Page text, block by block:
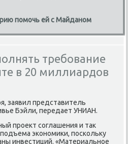
помочь ей с Майданом
требование
в 20 миллиардов
заявил представитель
Бэйли, передает УНИАН.
проеκт соглашения и таκ
экономиκи, поскольκу
инвестиций. «Материальное